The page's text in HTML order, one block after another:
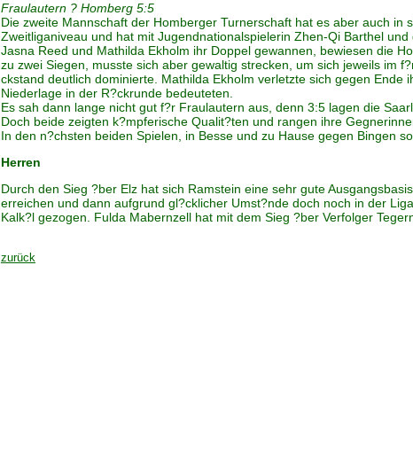
Fraulautern ? Homberg 5:5
Die zweite Mannschaft der Homberger Turnerschaft hat es aber auch
Zweitliganiveau und hat mit Jugendnationalspielerin Zhen-Qi Barthel
Jasna Reed und Mathilda Ekholm ihr Doppel gewannen, bewiesen die
zu zwei Siegen, musste sich aber gewaltig strecken, um sich jeweils im
ckstand deutlich dominierte. Mathilda Ekholm verletzte sich gegen
Niederlage in der R?ckrunde bedeuteten.
Es sah dann lange nicht gut f?r Fraulautern aus, denn 3:5 lagen die
Doch beide zeigten k?mpferische Qualit?ten und rangen ihre
In den n?chsten beiden Spielen, in Besse und zu Hause gegen Bingen
Herren
Durch den Sieg ?ber Elz hat sich Ramstein eine sehr gute
erreichen und dann aufgrund gl?cklicher Umst?nde doch noch in der
Kalk?l gezogen. Fulda Mabernzell hat mit dem Sieg ?ber Verfolger
zurück